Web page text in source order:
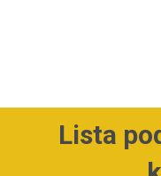
Lista